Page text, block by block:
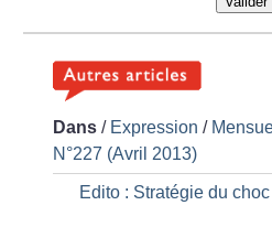
Dans / Expression /
N°227 (Avril 2013)
Edito : Stratégie du choc